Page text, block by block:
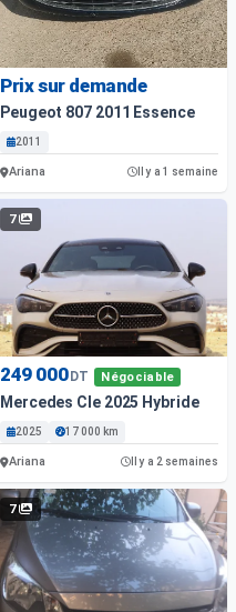
Prix sur demande
Peugeot 807 2011 Essence
2011
Ariana Il y a 1 semaine
7
249 000DT Négociable
Mercedes Cle 2025 Hybride
2025 17 000 km
Ariana Il y a 2 semaines
7